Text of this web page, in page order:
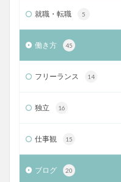
就職・転職 5
働き方 45
フリーランス 14
独立 16
仕事観 15
ブログ 20